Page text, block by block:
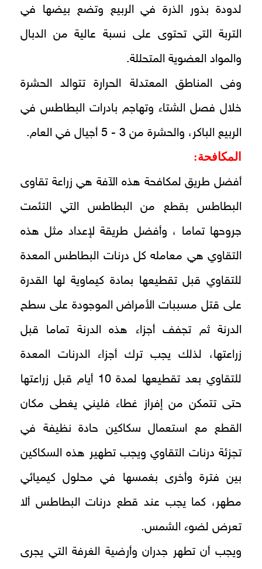
لدودة بذور الذرة في الربيع وتضع بيضها في
التربة التي تحتوى على نسبة عالية من الدبال
والمواد العضوية المتحللة.
وفى المناطق المعتدلة الحرارة تتوالد الحشرة
خلال فصل الشتاء وتهاجم بادرات البطاطس في
الربيع الباكر، والحشرة من 3 - 5 أجيال في العام.
المكافحة:
أفضل طريق لمكافحة هذه الآفة هي زراعة تقاوى
البطاطس بقطع من البطاطس التي التئمت
جروحها تماما ، وأفضل طريقة لإعداد مثل هذه
التقاوي هي معامله كل درنات البطاطس المعدة
للتقاوي قبل تقطيعها بمادة كيماوية لها القدرة
على قتل مسببات الأمراض الموجودة على سطح
الدرنة ثم تجفف أجزاء هذه الدرنة تماما قبل
زراعتها، لذلك يجب ترك أجزاء الدرنات المعدة
للتقاوي بعد تقطيعها لمدة 10 أيام قبل زراعتها
حتى تتمكن من إفراز غطاء فليني يغطى مكان
القطع مع استعمال سكاكين حادة نظيفة في
تجزئة درنات التقاوي ويجب تطهير هذه السكاكين
بين فترة وأخرى بغمسها في محلول كيميائي
مطهر، كما يجب عند قطع درنات البطاطس ألا
تعرض لضوء الشمس.
ويجب أن تطهر جدران وأرضية الغرفة التي يجرى